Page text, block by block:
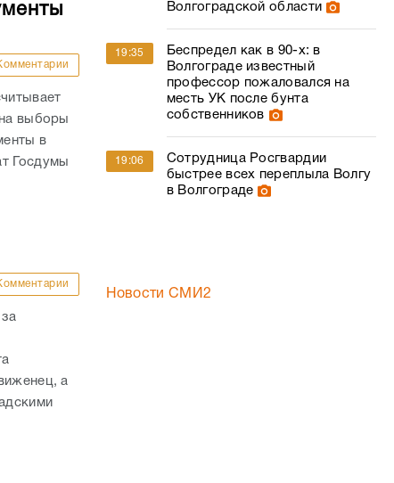
выборы
в
Госдумы
а
Волгоградской области
19:35
Беспредел как в 90-х: в
Волгограде известный
профессор пожаловался на
месть УК после бунта
собственников
19:06
Сотрудница Росгвардии
быстрее всех переплыла Волгу
в Волгограде
Новости СМИ2